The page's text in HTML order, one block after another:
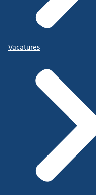
Vacatures